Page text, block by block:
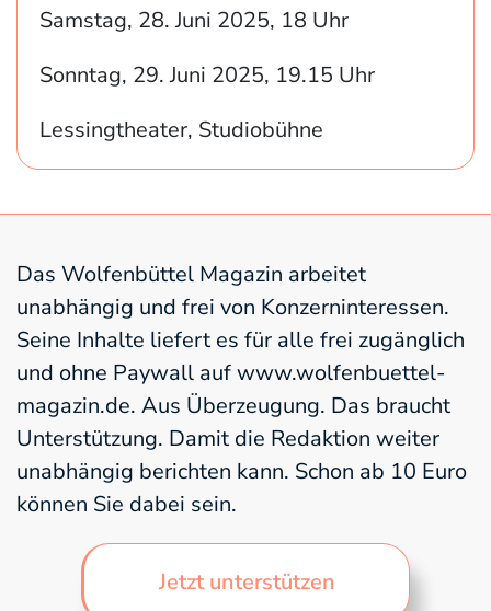
Samstag, 28. Juni 2025, 18 Uhr
Sonntag, 29. Juni 2025, 19.15 Uhr
Lessingtheater, Studiobühne
Das Wolfenbüttel Magazin arbeitet
unabhängig und frei von Konzerninteressen.
Seine Inhalte liefert es für alle frei zugänglich
und ohne Paywall auf www.wolfenbuettel-
magazin.de. Aus Überzeugung. Das braucht
Unterstützung. Damit die Redaktion weiter
unabhängig berichten kann. Schon ab 10 Euro
können Sie dabei sein.
Jetzt unterstützen